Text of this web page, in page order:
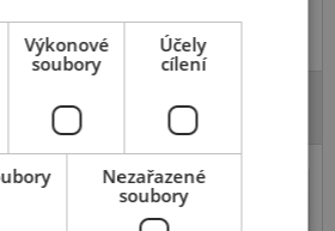
DOTZ Shuriken
Výkonové
soubory
Účely
cílení
Nezařazené
soubory